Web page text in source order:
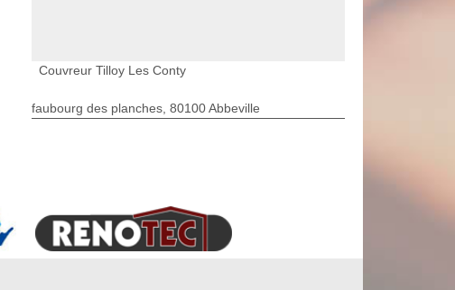
Couvreur Tilloy Les Conty
faubourg des planches, 80100 Abbeville